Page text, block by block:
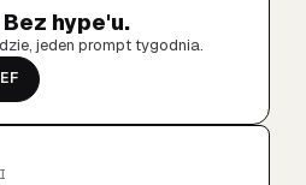
hype'u.
jeden prompt tygodnia.